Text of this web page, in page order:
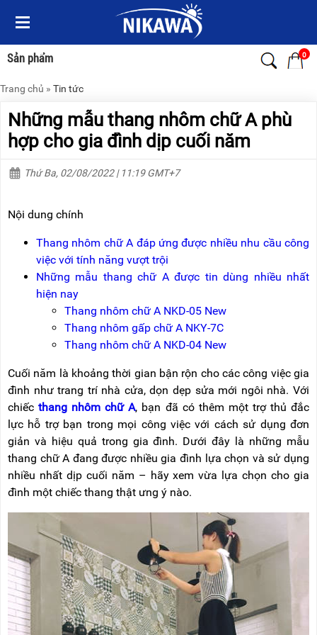
Sản phẩm 0
Menu
Sản
phẩm
TRANG
THANG
NHÔM
XE
TIN
TỨC
BÁO
CHÍ
NÓI
VỀ
NIKAWA
ĐẠI
LÝ
BẢO
HÀNH
LIÊN
Menu
Sản
phẩm
TRANG
THANG
NHÔM
THANG
NHÔM
THANG
CÁCH
THANG
NHÔM
CHỮ
A
THANG
CÔNG
THANG
NHÔM
GIÀN
GIÁO
VÁN
THANG
Trang chủ » Tin tức
Những mẫu thang nhôm chữ A phù
hợp cho gia đình dịp cuối năm
Thứ Ba, 02/08/2022 | 11:19 GMT+7
Nội dung chính
Thang nhôm chữ A đáp ứng được nhiều nhu cầu công
việc với tính năng vượt trội
Những mẫu thang chữ A được tin dùng nhiều nhất
hiện nay
Thang nhôm chữ A NKD-05 New
Thang nhôm gấp chữ A NKY-7C
Thang nhôm chữ A NKD-04 New
Cuối năm là khoảng thời gian bận rộn cho các công việc gia
đình như trang trí nhà cửa, dọn dẹp sửa mới ngôi nhà. Với
chiếcthang nhôm chữ A, bạn đã có thêm một trợ thủ đắc
lực hỗ trợ bạn trong mọi công việc với cách sử dụng đơn
giản và hiệu quả trong gia đình. Dưới đây là những mẫu
thang chữ A đang được nhiều gia đình lựa chọn và sử dụng
nhiều nhất dịp cuối năm – hãy xem vừa lựa chọn cho gia
đình một chiếc thang thật ưng ý nào.